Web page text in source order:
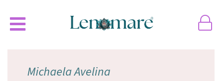
Michaela Avelina